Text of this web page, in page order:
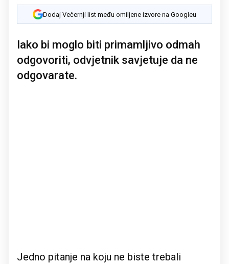
Dodaj Večernji list među omiljene izvore na Googleu
Iako bi moglo biti primamljivo odmah
odgovoriti, odvjetnik savjetuje da ne
odgovarate.
Jedno pitanje na koju ne biste trebali